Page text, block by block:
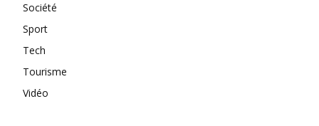
Société
Sport
Tech
Tourisme
Vidéo